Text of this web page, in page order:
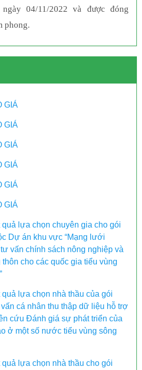
ngày04/11/2022 và được đóng
phong.
GIÁ
GIÁ
GIÁ
GIÁ
GIÁ
GIÁ
lựa chọn chuyên gia cho gói
Dự án khu vực “Mạng lưới
vấn chính sách nông nghiệp và
thôn cho các quốc gia tiểu vùng
lựa chọn nhà thầu của gói
cá nhân thu thập dữ liệu hỗ trợ
cứu Đánh giá sự phát triển của
ở một số nước tiểu vùng sông
lựa chọn nhà thầu cho gói